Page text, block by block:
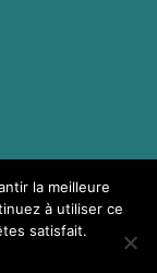
des
de la Licence
Commerciale -
la meilleure
à utiliser ce
satisfait.